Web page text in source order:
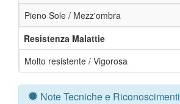
Pieno Sole / Mezz'ombra
Resistenza Malattie
Molto resistente / Vigorosa
Note Tecniche e Riconoscimenti